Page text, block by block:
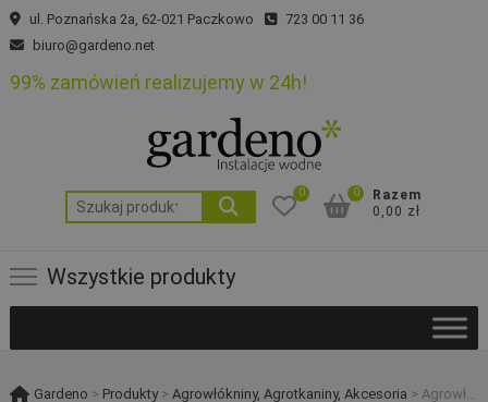
Skip
to
ul. Poznańska 2a, 62-021 Paczkowo
723 00 11 36
biuro@gardeno.net
99% zamówień realizujemy w 24h!
Szukaj:
0
Razem
0,00 zł
0
Wszystkie produkty
Gardeno > Produkty> Agrowłókniny, Agrotkaniny, Akcesoria > Agrowłókniny okrywowe